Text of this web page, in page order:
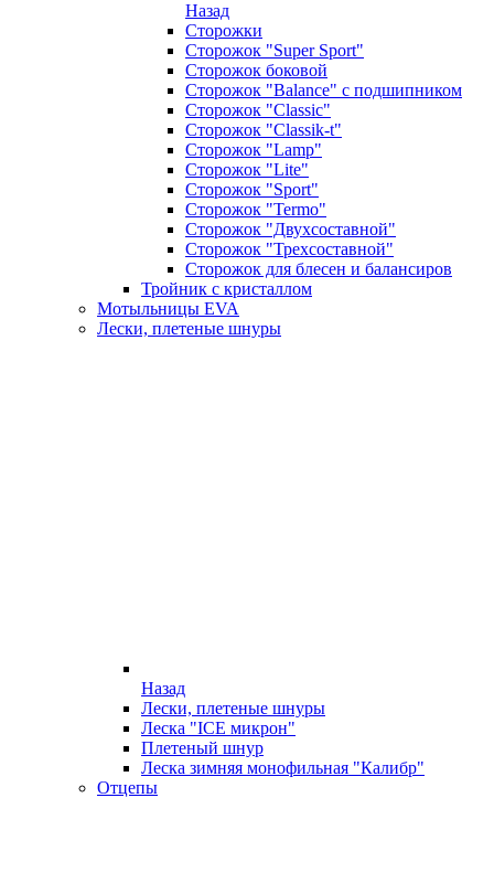
Назад
Сторожки
Сторожок "Super Sport"
Сторожок боковой
Сторожок "Balance" с подшипником
Сторожок "Classic"
Сторожок "Classik-t"
Сторожок "Lamp"
Сторожок "Lite"
Сторожок "Sport"
Сторожок "Termo"
Сторожок "Двухсоставной"
Сторожок "Трехсоставной"
Сторожок для блесен и балансиров
Тройник с кристаллом
Мотыльницы EVA
Лески, плетеные шнуры
Назад
Лески, плетеные шнуры
Леска "ICE микрон"
Плетеный шнур
Леска зимняя монофильная "Калибр"
Отцепы